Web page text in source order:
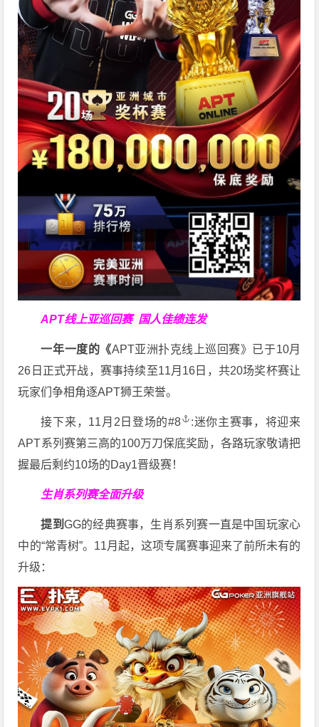
APT线上亚巡回赛 国人佳绩连发
一年一度的《APT亚洲扑克线上巡回赛》已于10月
26日正式开战，赛事持续至11月16日，共20场奖杯赛让
玩家们争相角逐APT狮王荣誉。
接下来，11月2日登场的#8
:迷你主赛事，将迎来
APT系列赛第三高的100万刀保底奖励，各路玩家敬请把
握最后剩约10场的Day1晋级赛！
生肖系列赛全面升级
提到 GG的经典赛事，生肖系列赛一直是中国玩家心
中的“常青树”。11月起，这项专属赛事迎来了前所未有的
升级：